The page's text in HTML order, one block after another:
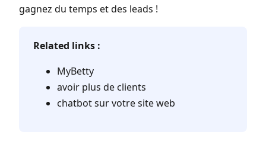
gagnez du temps et des leads !
Related links :
MyBetty
avoir plus de clients
chatbot sur votre site web